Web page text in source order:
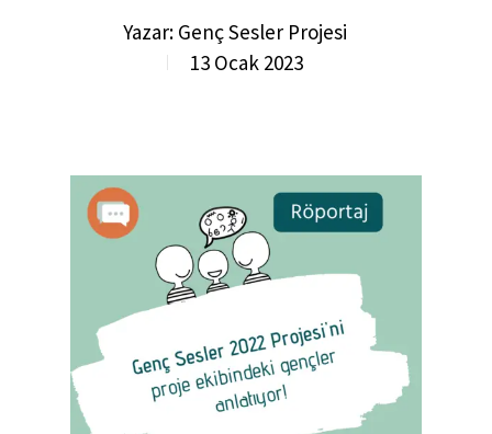
Yazar: Genç Sesler Projesi
13 Ocak 2023